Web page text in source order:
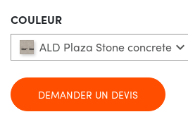
COULEUR
ALD Plaza Stone concrete 
DEMANDER UN DEVIS